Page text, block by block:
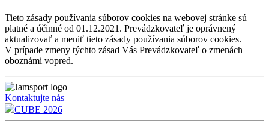
Tieto zásady používania súborov cookies na webovej stránke sú
platné a účinné od 01.12.2021. Prevádzkovateľ je oprávnený
aktualizovať a meniť tieto zásady používania súborov cookies.
V prípade zmeny týchto zásad Vás Prevádzkovateľ o zmenách
oboznámi vopred.
Kontaktujte nás
CUBE 2026